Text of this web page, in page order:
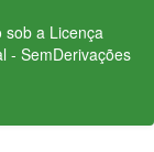
a Licença
- SemDerivações